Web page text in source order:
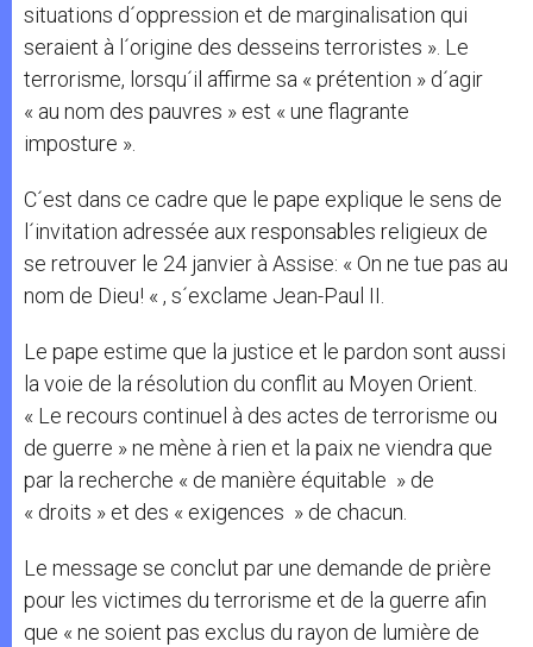
situations d´oppression et de marginalisation qui
seraient à l´origine des desseins terroristes ». Le
terrorisme, lorsqu´il affirme sa « prétention » d´agir
« au nom des pauvres » est « une flagrante
imposture ».
C´est dans ce cadre que le pape explique le sens de
l´invitation adressée aux responsables religieux de
se retrouver le 24 janvier à Assise: « On ne tue pas au
nom de Dieu! « , s´exclame Jean-Paul II.
Le pape estime que la justice et le pardon sont aussi
la voie de la résolution du conflit au Moyen Orient.
« Le recours continuel à des actes de terrorisme ou
de guerre » ne mène à rien et la paix ne viendra que
par la recherche « de manière équitable » de
« droits » et des « exigences » de chacun.
Le message se conclut par une demande de prière
pour les victimes du terrorisme et de la guerre afin
que « ne soient pas exclus du rayon de lumière de